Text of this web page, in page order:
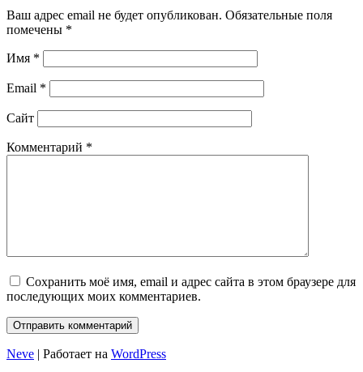
Ваш адрес email не будет опубликован. Обязательные поля
помечены *
Имя *
Email *
Сайт
Комментарий *
Сохранить моё имя, email и адрес сайта в этом браузере для
последующих моих комментариев.
Neve | Работает на WordPress